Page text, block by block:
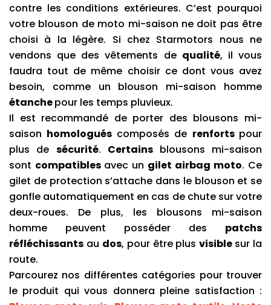
contre les conditions extérieures. C’est pourquoi
votre blouson de moto mi-saison ne doit pas être
choisi à la légère. Si chez Starmotors nous ne
vendons que des vêtements de qualité, il vous
faudra tout de même choisir ce dont vous avez
étanche pour les temps pluvieux.
Il est recommandé de porter des blousons mi-
saison homologués composés de renforts pour
plus de sécurité. Certains blousons mi-saison
sont compatibles avec un gilet airbag moto. Ce
gilet de protection s’attache dans le blouson et se
gonfle automatiquement en cas de chute sur votre
deux-roues. De plus, les blousons mi-saison
homme peuvent posséder des patchs
réfléchissants au dos, pour être plus visible sur la
route.
Parcourez nos différentes catégories pour trouver